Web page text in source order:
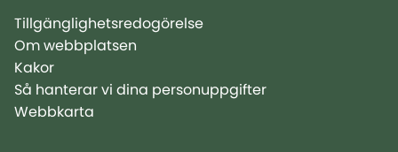
Tillgänglighetsredogörelse
Om webbplatsen
Kakor
Så hanterar vi dina personuppgifter
Webbkarta